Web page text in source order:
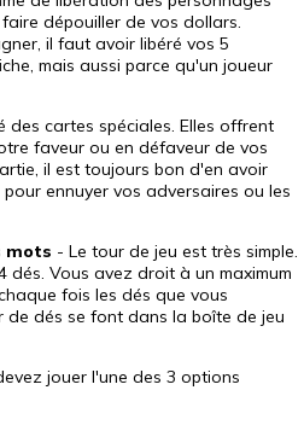
dépouiller de vos dollars.
il faut avoir libéré vos 5
mais aussi parce qu'un joueur
des cartes spéciales. Elles offrent
faveur ou en défaveur de vos
il est toujours bon d'en avoir
ennuyer vos adversaires ou les
mots - Le tour de jeu est très simple.
dés. Vous avez droit à un maximum
fois les dés que vous
de dés se font dans la boîte de jeu
jouer l'une des 3 options